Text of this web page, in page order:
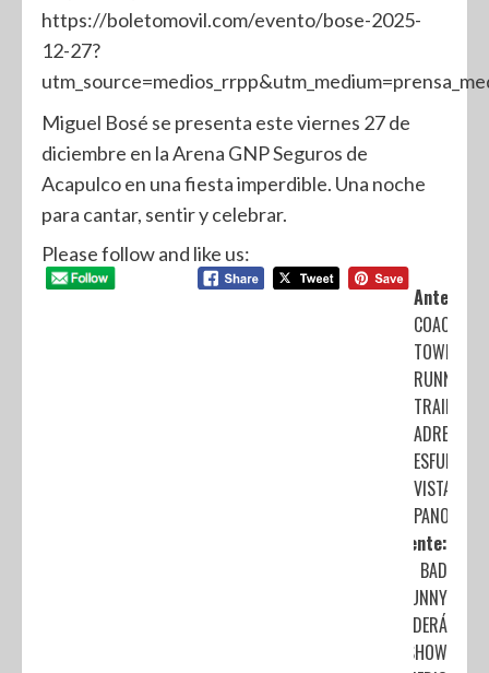
https://boletomovil.com/evento/bose-2025-
12-27?
Miguel Bosé se presenta este viernes 27 de
diciembre en la Arena GNP Seguros de
Acapulco en una fiesta imperdible. Una noche
para cantar, sentir y celebrar.
Please follow and like us:
Anterior:
COACALCO
TOWER
RUNNING
TRAIL:
ESFUERZO
VISTA
Siguiente:
BAD
BUNNY
ENCENDERÁ
EL SHOW